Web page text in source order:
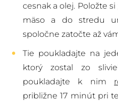
cesnak a olej. Položte
mäso a do stredu
spoločne zatočte až
Tie poukladajte na
ktorý zostal zo
poukladajte k nim
približne 17 minút pri